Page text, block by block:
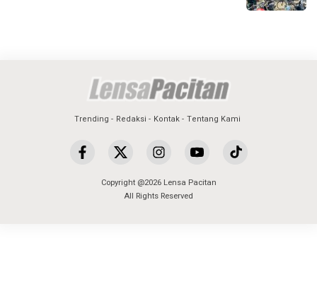
Trending Redaksi Kontak Tentang Kami
Copyright @2026 Lensa Pacitan
All Rights Reserved